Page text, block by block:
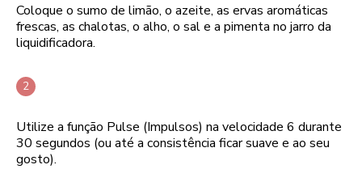
Coloque o sumo de limão, o azeite, as ervas aromáticas
frescas, as chalotas, o alho, o sal e a pimenta no jarro da
liquidificadora.
Utilize a função Pulse (Impulsos) na velocidade 6 durante
30 segundos (ou até a consistência ficar suave e ao seu
gosto).